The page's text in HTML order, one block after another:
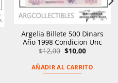
Argelia Billete 500 Dinars
Año 1998 Condicion Unc
$12,00 El
precio
original
era:
$12,00.
$10,00El
precio
actual
es:
AÑADIR AL CARRITO